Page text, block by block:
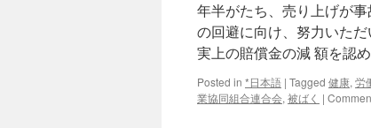
年半がたち、売り上げが
の回避に向け、努力いた
実上の賠償金の減 額を認
Posted in *日本語 | Tagged 健康, 労
業協同組合連合会, 被ばく |